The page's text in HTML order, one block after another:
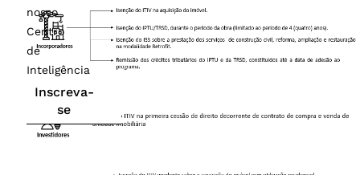
nosso
Centro
de
Inteligência
Inscreva-
se